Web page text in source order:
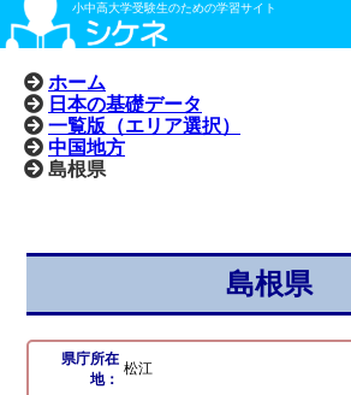
小中高大学受験生のための学習サイト
ホーム
日本の基礎データ
一覧版（エリア選択）
中国地方
島根県
島根県
県庁所在
地：
松江